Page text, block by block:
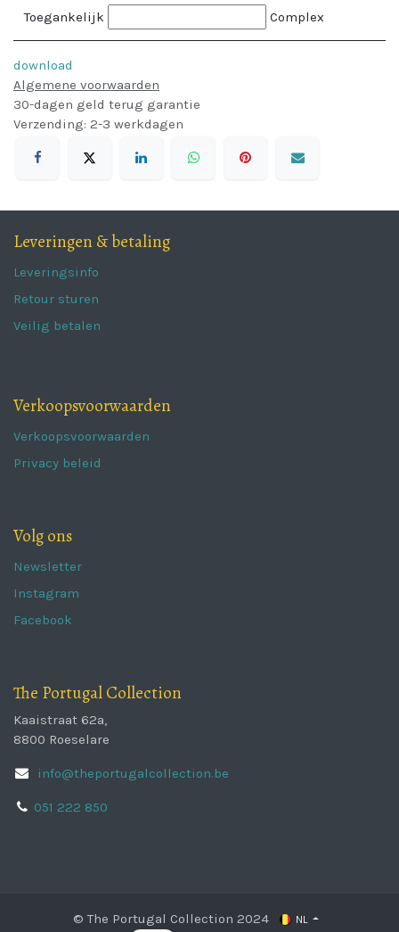
Toegankelijk Complex
download
Algemene voorwaarden
30-dagen geld terug garantie
Verzending: 2-3 werkdagen
Leveringen & betaling
Leveringsinfo
Retour sturen
Veilig betalen
Verkoopsvoorwaarden
Verkoopsvoorwaarden
Privacy beleid
Volg ons
Newsletter
Instagram
Facebook
The Portugal Collection
Kaaistraat 62a,
8800 Roeselare
info@theportugalcollection.be
051 222 850
© The Portugal Collection 2024 NL